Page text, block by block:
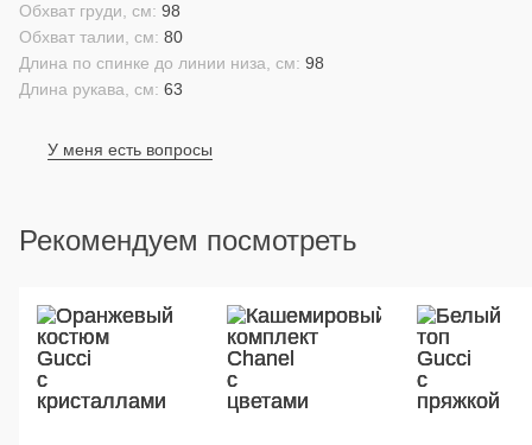
Длина рукава, см: 63
Длина по спинке до линии низа, см: 98
Обхват талии, см: 80
Обхват груди, см: 98
У меня есть вопросы
Рекомендуем посмотреть